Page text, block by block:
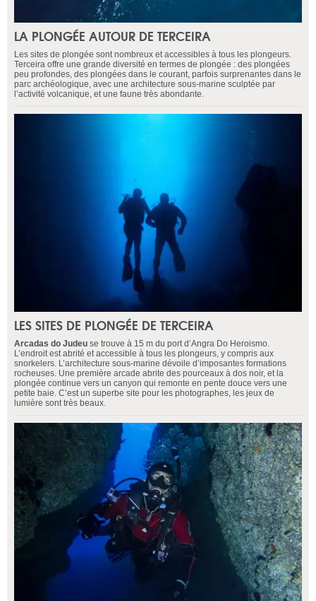
LA PLONGÉE AUTOUR DE TERCEIRA
Les sites de plongée sont nombreux et accessibles à tous les plongeurs.
Terceira offre une grande diversité en termes de plongée : des plongées
peu profondes, des plongées dans le courant, parfois surprenantes dans le
parc archéologique, avec une architecture sous-marine sculptée par
l’activité volcanique, et une faune très abondante.
LES SITES DE PLONGÉE DE TERCEIRA
Arcadas do Judeu se trouve à 15 m du port d’Angra Do Heroismo.
L’endroit est abrité et accessible à tous les plongeurs, y compris aux
snorkelers. L’architecture sous-marine dévoile d’imposantes formations
rocheuses. Une première arcade abrite des pourceaux à dos noir, et la
plongée continue vers un canyon qui remonte en pente douce vers une
petite baie. C’est un superbe site pour les photographes, les jeux de
lumière sont très beaux.